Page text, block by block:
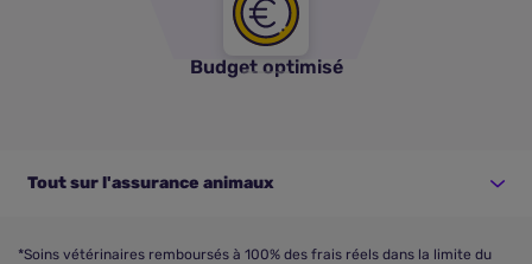
Budget optimisé
Tout sur l'assurance animaux
*Soins vétérinaires remboursés à 100% des frais réels dans la limite du